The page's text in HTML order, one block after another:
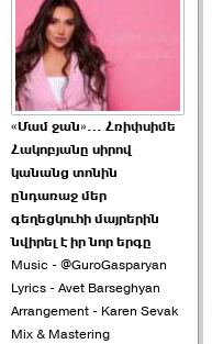
2026-06-10 22:55:00
Ուշքի չենք գալիս այն
խայտառակ ›››
2026-06-09 15:05:00
«Մամ ջան»… Հռիփսիմե
Հակոբյանը սիրով
կանանց տոնին
ընդառաջ մեր
գեղեցկուհի մայրերին
նվիրել է իր նոր երգը
Music - @GuroGasparyan
Lyrics - Avet Barseghyan
Arrangement - Karen Sevak
Mix & Mastering